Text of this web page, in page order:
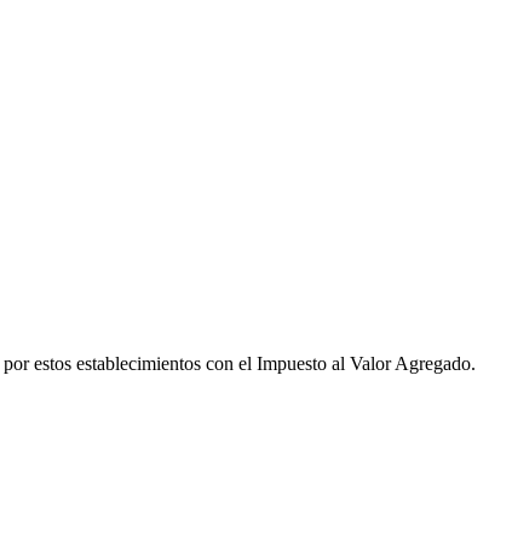
estos establecimientos con el Impuesto al Valor Agregado.